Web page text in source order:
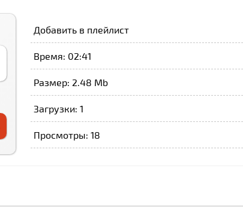
Добавить в плейлист
Время: 02:41
Размер: 2.48 Mb
Загрузки: 1
Просмотры: 18